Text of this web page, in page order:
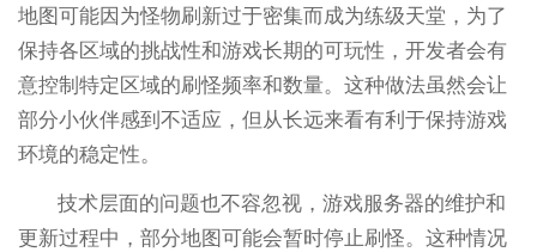
地图可能因为怪物刷新过于密集而成为练级天堂，为了
保持各区域的挑战性和游戏长期的可玩性，开发者会有
意控制特定区域的刷怪频率和数量。这种做法虽然会让
部分小伙伴感到不适应，但从长远来看有利于保持游戏
环境的稳定性。
技术层面的问题也不容忽视，游戏服务器的维护和
更新过程中，部分地图可能会暂时停止刷怪。这种情况